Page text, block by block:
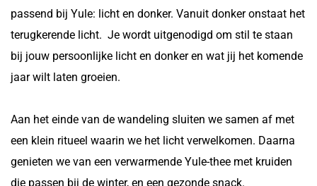
passend bij Yule: licht en donker. Vanuit donker onstaat het
terugkerende licht. Je wordt uitgenodigd om stil te staan
bij jouw persoonlijke licht en donker en wat jij het komende
jaar wilt laten groeien.
Aan het einde van de wandeling sluiten we samen af met
een klein ritueel waarin we het licht verwelkomen. Daarna
genieten we van een verwarmende Yule-thee met kruiden
die passen bij de winter, en een gezonde snack.